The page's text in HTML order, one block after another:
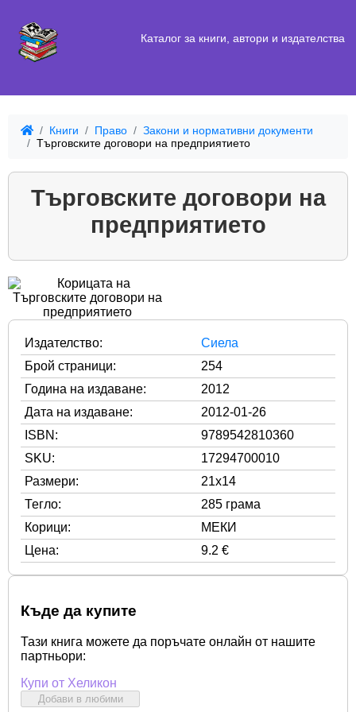
Каталог за книги, автори и издателства
Книги Право
Закони и нормативни документи
Търговските договори на предприятието
Търговските договори на
предприятието
Издателство:
Сиела
Брой страници:
254
Година на издаване:
2012
Дата на издаване:
2012-01-26
ISBN:
9789542810360
SKU:
17294700010
Размери:
21x14
Тегло:
285 грама
Корици:
МЕКИ
Цена:
9.2 €
Къде да купите
Тази книга можете да поръчате онлайн от нашите
партньори:
Купи от Хеликон
Добави в любими